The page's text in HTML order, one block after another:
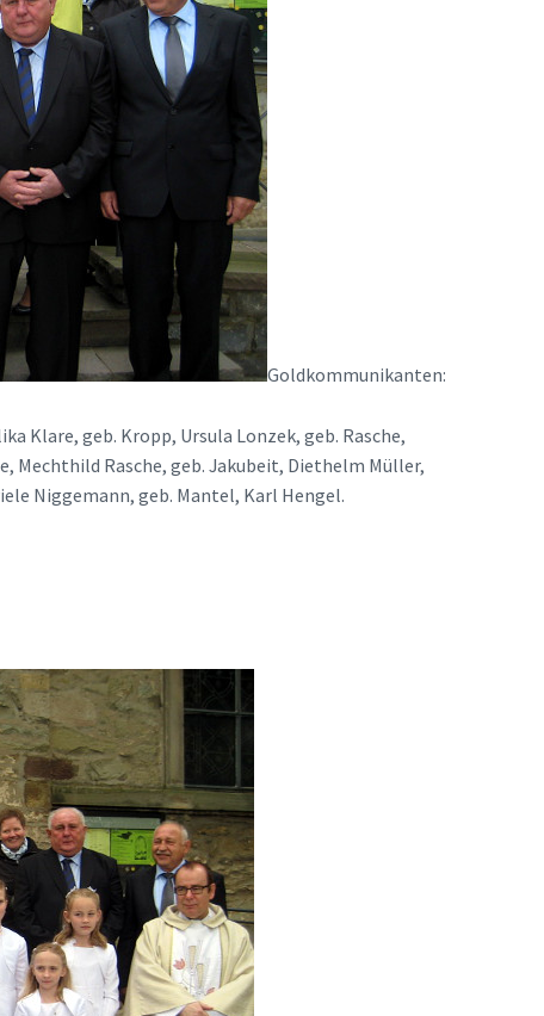
Goldkommunikanten:
Klare, geb. Kropp, Ursula Lonzek, geb. Rasche,
Mechthild Rasche, geb. Jakubeit, Diethelm Müller,
Niggemann, geb. Mantel, Karl Hengel.